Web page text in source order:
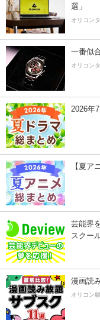
選」
オリコン
一番似
オリコン
2026年
【夏ア
芸能界
スクー
漫画読
オリコン